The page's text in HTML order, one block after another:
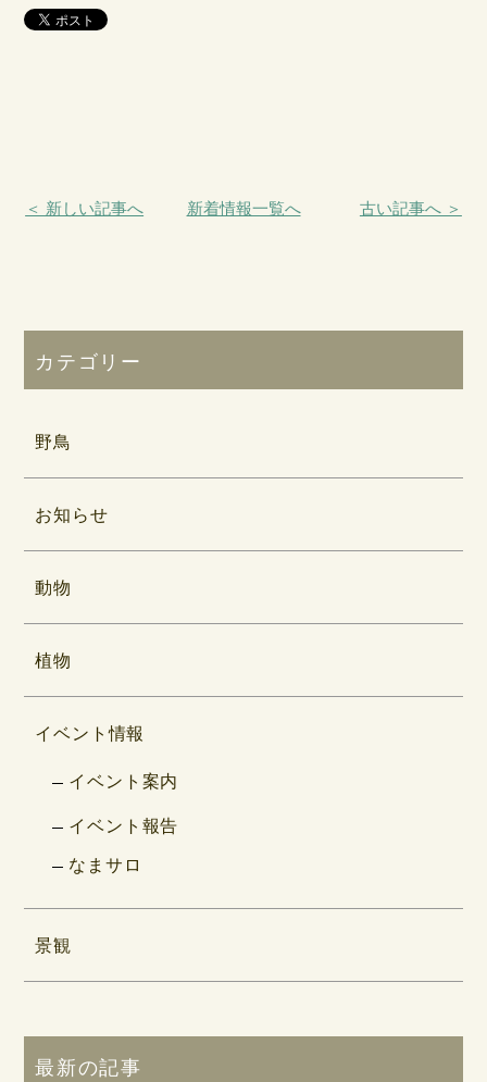
＜ 新しい記事へ 新着情報一覧へ 古い記事へ ＞
カテゴリー
野鳥
お知らせ
動物
植物
イベント情報
イベント案内
イベント報告
なまサロ
景観
最新の記事